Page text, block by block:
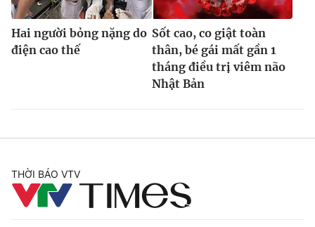
Hai người bỏng nặng do
điện cao thế
Sốt cao, co giật toàn
thân, bé gái mất gần 1
tháng điều trị viêm não
Nhật Bản
THỜI BÁO VTV